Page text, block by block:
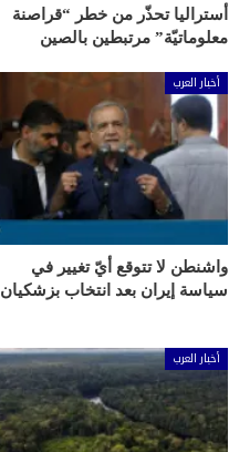
أستراليا تحذّر من خطر “قراصنة
معلوماتيّة” مرتبطين بالصين
أخبار العرب
واشنطن لا تتوقع أيّ تغيير في
سياسة إيران بعد انتخاب بزشكيان
أخبار العرب